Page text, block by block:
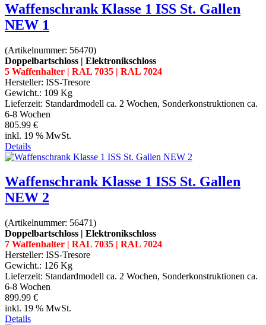
Waffenschrank Klasse 1 ISS St. Gallen
NEW 1
(Artikelnummer: 56470)
Doppelbartschloss | Elektronikschloss
5 Waffenhalter | RAL 7035 | RAL 7024
Hersteller: ISS-Tresore
Gewicht.: 109 Kg
Lieferzeit: Standardmodell ca. 2 Wochen, Sonderkonstruktionen ca.
6-8 Wochen
805.99 €
inkl. 19 % MwSt.
Details
Waffenschrank Klasse 1 ISS St. Gallen
NEW 2
(Artikelnummer: 56471)
Doppelbartschloss | Elektronikschloss
7 Waffenhalter | RAL 7035 | RAL 7024
Hersteller: ISS-Tresore
Gewicht.: 126 Kg
Lieferzeit: Standardmodell ca. 2 Wochen, Sonderkonstruktionen ca.
6-8 Wochen
899.99 €
inkl. 19 % MwSt.
Details